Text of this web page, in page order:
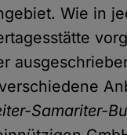
Wie in
Samariter-